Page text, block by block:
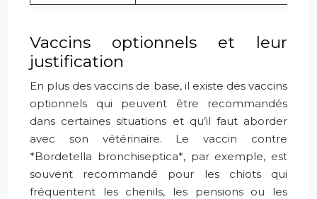
Vaccins optionnels et leur
justification
En plus des vaccins de base, il existe des vaccins
optionnels qui peuvent être recommandés
dans certaines situations et qu’il faut aborder
avec son vétérinaire. Le vaccin contre
*Bordetella bronchiseptica*, par exemple, est
souvent recommandé pour les chiots qui
fréquentent les chenils, les pensions ou les